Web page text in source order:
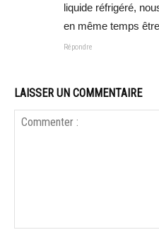
liquide réfrigéré,
en même temps
Répondre
LAISSER UN COMMENTAIRE